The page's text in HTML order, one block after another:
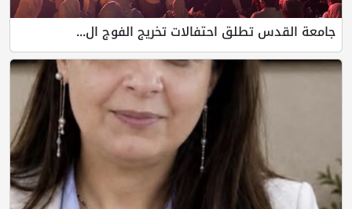
احتفالات تخريج الفوج ال...